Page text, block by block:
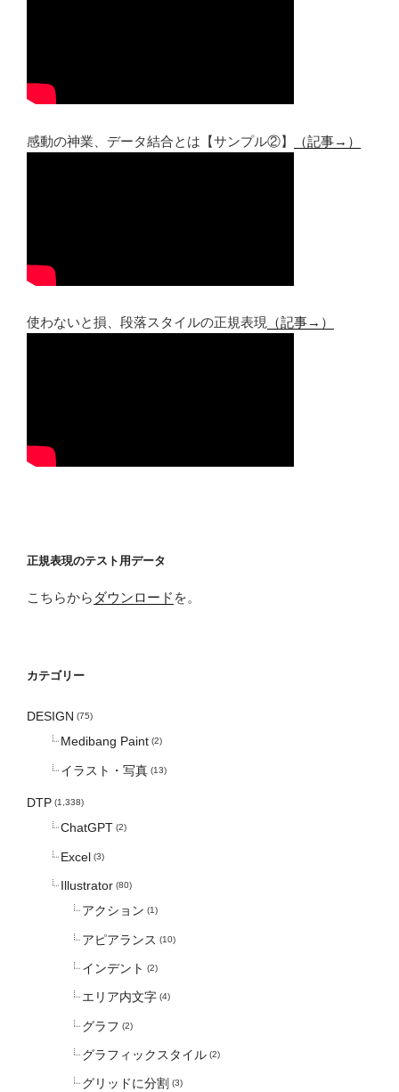
感動の神業、データ結合とは【サンプル②】 （記事→）
使わないと損、段落スタイルの正規表現 （記事→）
正規表現のテスト用データ
こちらから ダウンロード を。
カテゴリー
DESIGN (75)
Medibang Paint (2)
イラスト・写真 (13)
DTP (1,338)
ChatGPT (2)
Excel (3)
Illustrator (80)
アクション (1)
アピアランス (10)
インデント (2)
エリア内文字 (4)
グラフ (2)
グラフィックスタイル (2)
グリッドに分割 (3)